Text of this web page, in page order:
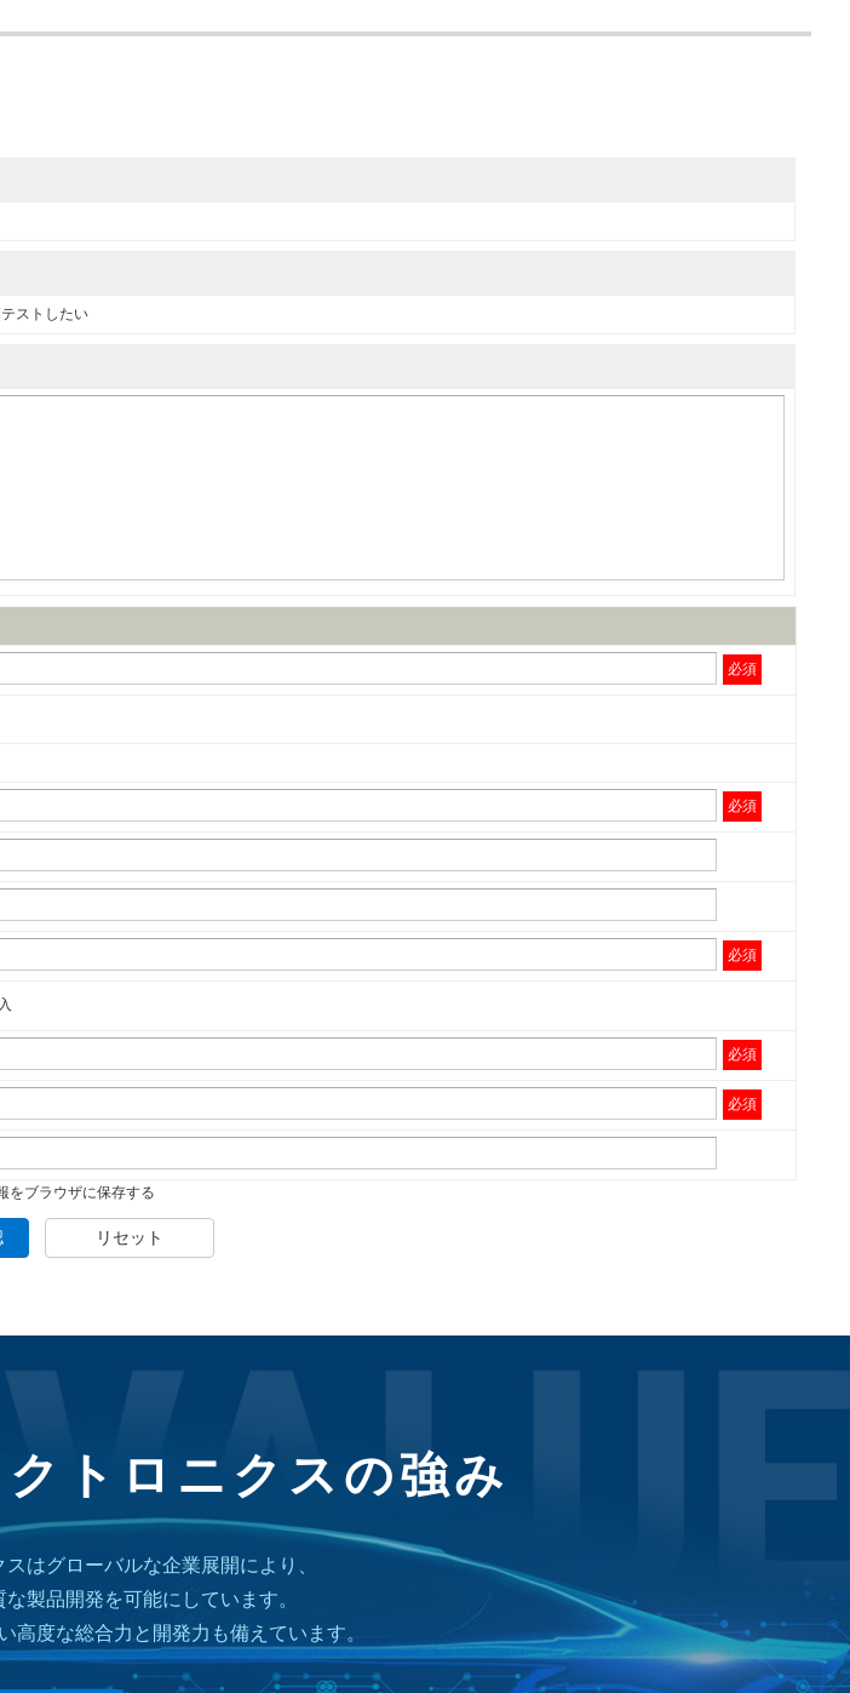
ストしたい
必須
必須
必須
必須
必須
をブラウザに保存する
リセット
トロニクスの強み
スはグローバルな企業展開により、
な製品開発を可能にしています。
高度な総合力と開発力も備えています。